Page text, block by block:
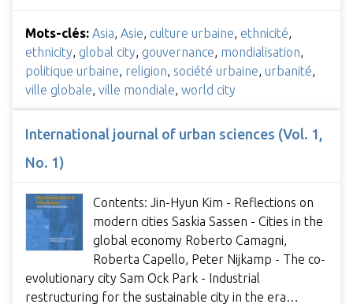
Mots-clés: Asia, Asie, culture urbaine, ethnicité,
ethnicity, global city, gouvernance, mondialisation,
politique urbaine, religion, société urbaine, urbanité,
ville globale, ville mondiale, world city
International journal of urban sciences (Vol. 1,
No. 1)
Contents: Jin-Hyun Kim - Reflections on
modern cities Saskia Sassen - Cities in the
global economy Roberto Camagni,
Roberta Capello, Peter Nijkamp - The co-
evolutionary city Sam Ock Park - Industrial
restructuring for the sustainable city in the era…